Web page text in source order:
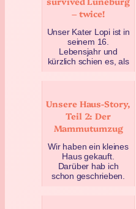
– twice!
Unser Kater Lopi ist in
seinem 16.
Lebensjahr und
kürzlich schien es, als
März 27, 2025
Unsere Haus-Story,
Teil 2: Der
Mammutumzug
Wir haben ein kleines
Haus gekauft.
Darüber hab ich
schon geschrieben.